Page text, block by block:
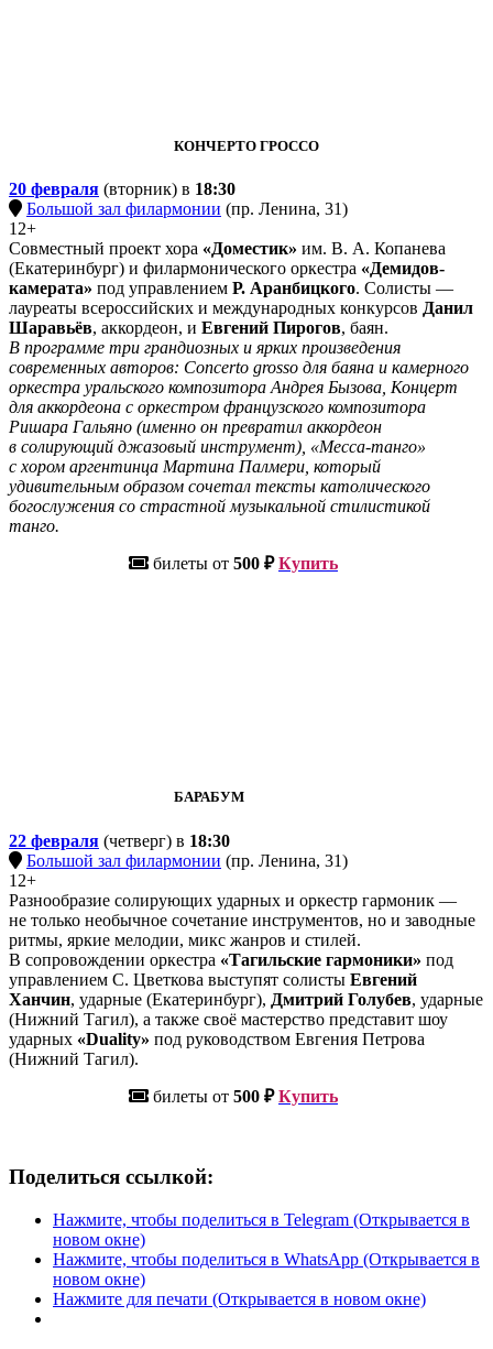
КОНЧЕРТО ГРОССО
20 февраля (вторник) в 18:30
Большой зал филармонии (пр. Ленина, 31)
12+
Совместный проект хора «Доместик» им. В. А. Копанева
(Екатеринбург) и филармонического оркестра «Демидов-
камерата» под управлением Р. Аранбицкого. Солисты —
лауреаты всероссийских и международных конкурсов Данил
Шаравьёв, аккордеон, и Евгений Пирогов, баян.
В программе три грандиозных и ярких произведения
современных авторов: Concerto grosso для баяна и камерного
оркестра уральского композитора Андрея Бызова, Концерт
для аккордеона с оркестром французского композитора
Ришара Гальяно (именно он превратил аккордеон
в солирующий джазовый инструмент), «Месса-танго»
с хором аргентинца Мартина Палмери, который
удивительным образом сочетал тексты католического
богослужения со страстной музыкальной стилистикой
танго.
билеты от 500 ₽Купить
БАРАБУМ
22 февраля (четверг) в 18:30
Большой зал филармонии (пр. Ленина, 31)
12+
Разнообразие солирующих ударных и оркестр гармоник —
не только необычное сочетание инструментов, но и заводные
ритмы, яркие мелодии, микс жанров и стилей.
В сопровождении оркестра «Тагильские гармоники» под
управлением С. Цветкова выступят солисты Евгений
Ханчин, ударные (Екатеринбург), Дмитрий Голубев, ударные
(Нижний Тагил), а также своё мастерство представит шоу
ударных «Duality» под руководством Евгения Петрова
(Нижний Тагил).
билеты от 500 ₽Купить
Поделиться ссылкой:
Нажмите, чтобы поделиться в Telegram (Открывается в
новом окне)
Нажмите, чтобы поделиться в WhatsApp (Открывается в
новом окне)
Нажмите для печати (Открывается в новом окне)